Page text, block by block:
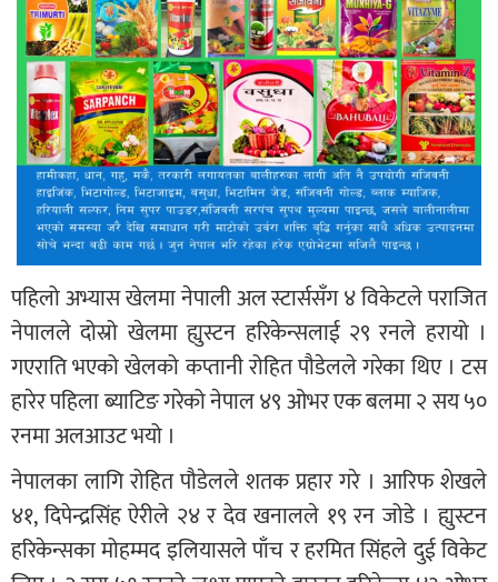
पहिलो अभ्यास खेलमा नेपाली अल स्टार्ससँग ४ विकेटले पराजित
नेपालले दोस्रो खेलमा ह्युस्टन हरिकेन्सलाई २९ रनले हरायो ।
गएराति भएको खेलको कप्तानी रोहित पौडेलले गरेका थिए । टस
हारेर पहिला ब्याटिङ गरेको नेपाल ४९ ओभर एक बलमा २ सय ५०
रनमा अलआउट भयो ।
नेपालका लागि रोहित पौडेलले शतक प्रहार गरे । आरिफ शेखले
४१, दिपेन्द्रसिंह ऐरीले २४ र देव खनालले १९ रन जोडे । ह्युस्टन
हरिकेन्सका मोहम्मद इलियासले पाँच र हरमित सिंहले दुई विकेट